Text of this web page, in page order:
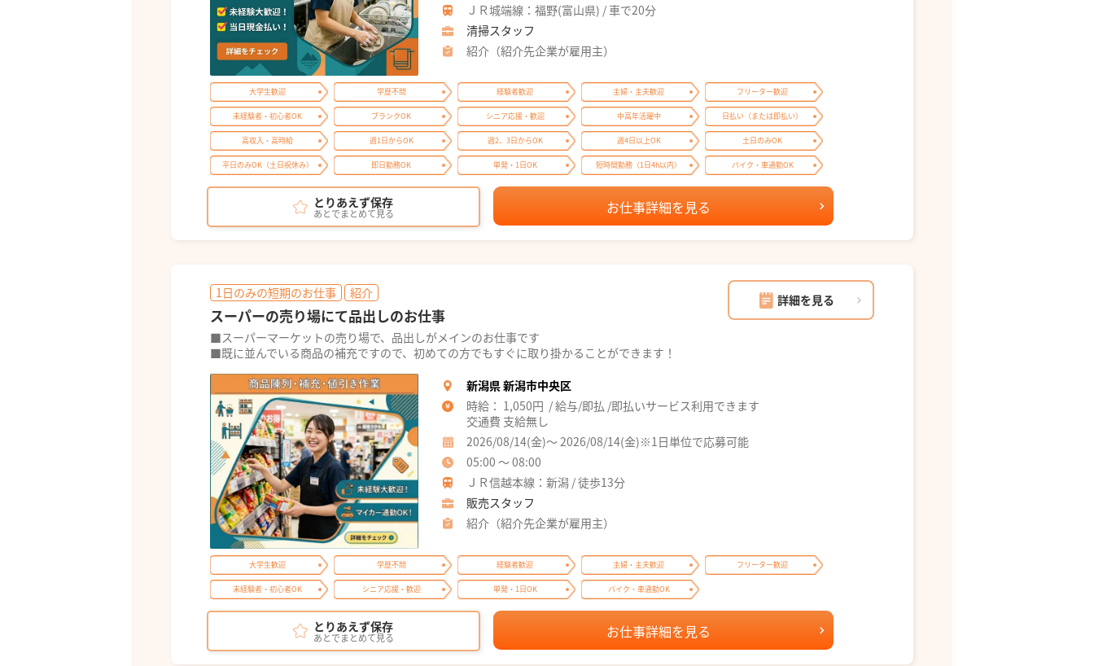
ＪＲ城端線：福野(富山県) / 車で20分
清掃スタッフ
紹介（紹介先企業が雇用主）
大学生歓迎 学歴不問 経験者歓迎 主婦・主夫歓迎 フリーター歓迎
未経験者・初心者OK ブランクOK シニア応援・歓迎 中高年活躍中 日払い（または即払い）
高収入・高時給 週1日からOK 週2、3日からOK 週4日以上OK 土日のみOK
平日のみOK（土日祝休み） 即日勤務OK 単発・1日OK 短時間勤務（1日4h以内） バイク・車通勤OK
とりあえず保存
あとでまとめて見る お仕事詳細を見る
1日のみの短期のお仕事 紹介 詳細を見る
スーパーの売り場にて品出しのお仕事
■スーパーマーケットの売り場で、品出しがメインのお仕事です
■既に並んでいる商品の補充ですので、初めての方でもすぐに取り掛かることができます！
新潟県 新潟市中央区
時給： 1,050円 / 給与/即払 /即払いサービス利用できます
交通費 支給無し
2026/08/14(金)～ 2026/08/14(金)※1日単位で応募可能
05:00 ～ 08:00
ＪＲ信越本線：新潟 / 徒歩13分
販売スタッフ
紹介（紹介先企業が雇用主）
大学生歓迎 学歴不問 経験者歓迎 主婦・主夫歓迎 フリーター歓迎
未経験者・初心者OK シニア応援・歓迎 単発・1日OK バイク・車通勤OK
とりあえず保存
あとでまとめて見る お仕事詳細を見る